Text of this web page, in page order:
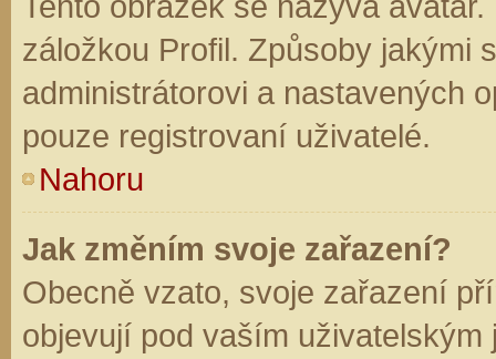
záložkou Profil. Způsoby jakými
administrátorovi a nastavených
pouze registrovaní uživatelé.
Nahoru
Jak změním svoje zařazení?
Obecně vzato, svoje zařazení
objevují pod vaším